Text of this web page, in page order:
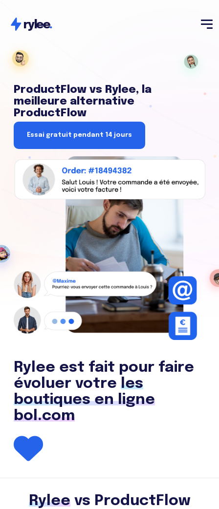
rylee.
ProductFlow vs Rylee, la
meilleure alternative
ProductFlow
Essai gratuit pendant 14 jours
Rylee est fait pour faire
évoluer votre les
boutiques en ligne
bol.com
Ryleevs ProductFlow